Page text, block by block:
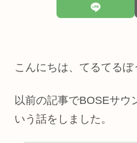
こんにちは、てるてるぼ
以前の記事でBOSEサウ
いう話をしました。